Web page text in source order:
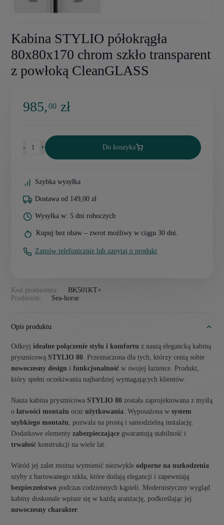
Kabina STYLIO półokrągła
80x80x170 chrom szkło transparent
z powłoką CleanGLASS
Kod producenta:
BK501KT+
Producent:
Sea-horse
985,00 zł
- + Do koszyka
Szybka wysyłka
Dostawa od 149,00 zł
Wysyłka w: 5 dni roboczych
Kupuj bez obaw – zwrot możliwy w ciągu 30 dni.
Zamów telefonicznie lub zapytaj o produkt
Opis produktu
Odkryjidealne połączenie stylu i komfortu z naszą elegancką kabiną
prysznicową STYLIO 80. Przeznaczona dla tych, którzy cenią sobie
nowoczesny design ifunkcjonalność w swojej łazience. Produkt,
który spełni oczekiwania najbardziej wymagających klientów.
Nasza kabina prysznicowa STYLIO 80 została zaprojektowana z myślą
ołatwości montażu orazużytkowania. Wyposażona wsystem
szybkiego montażu, pozwala na prostą i samodzielną instalację.
Dodatkowe elementyzabezpieczające gwarantują stabilność i
trwałość konstrukcji na wiele lat.
Wśród jej zalet można wymienić niezwykleodporne na uszkodzenia
szyby z hartowanego szkła, które dodają elegancji i zapewniają
bezpieczeństwo podczas codziennych kąpieli. Modernistyczny wygląd
kabiny doskonale wpisze się w każdą aranżację, podkreślając jej
nowoczesny charakter.